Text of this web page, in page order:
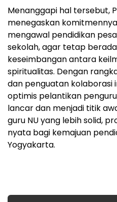
Menanggapi hal tersebut,
menegaskan
mengawal pendidikan
sekolah, agar tetap
keseimbangan antara
spiritualitas. Dengan
dan penguatan kolaborasi
optimis pelantikan
lancar dan menjadi titik
guru NU yang lebih solid,
nyata bagi kemajuan
Yogyakarta.